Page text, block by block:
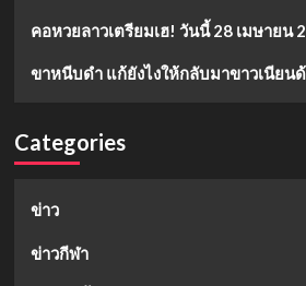
คอหวยลาวเตรียมเฮ! วันนี้ 28 เมษายน
ขาหนีบดำ แก้ยังไงให้กลับมาขาวเนียน
Categories
ข่าว
ข่าวกีฬา